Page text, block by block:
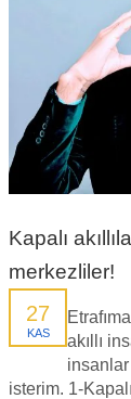
Kapalı
merkezliler!
27
KAS
akıllı
insanlar
isterim. 1-